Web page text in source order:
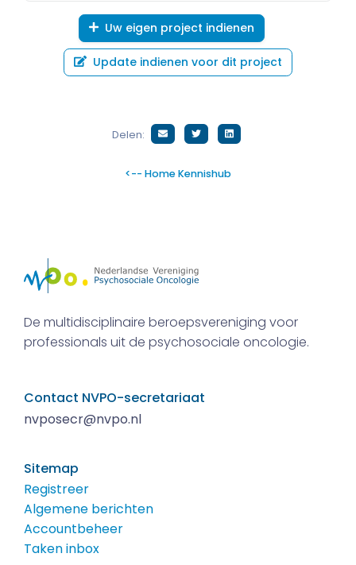
Uw eigen project indienen
Update indienen voor dit project
Delen:
<-- Home Kennishub
De multidisciplinaire beroepsvereniging voor
professionals uit de psychosociale oncologie.
Contact NVPO-secretariaat
nvposecr@nvpo.nl
Sitemap
Registreer
Algemene berichten
Accountbeheer
Taken inbox